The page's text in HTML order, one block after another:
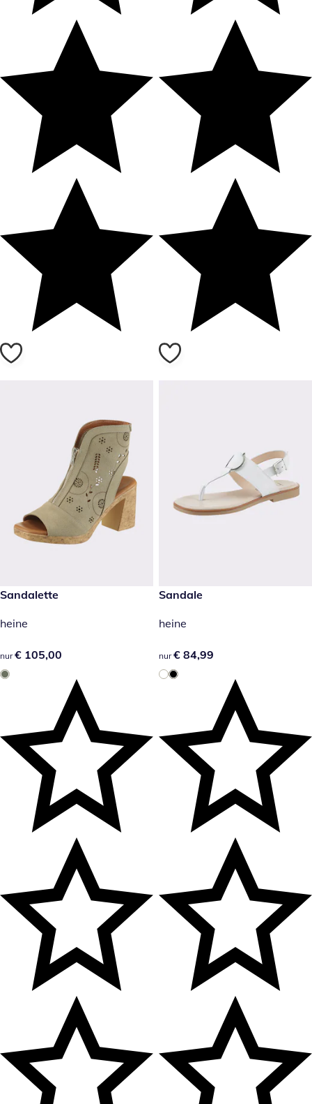
€ 105,00
Sandalette
heine
€ 105,00
nur € 105,00
€ 84,99
Sandale
heine
€ 84,99
nur € 84,99